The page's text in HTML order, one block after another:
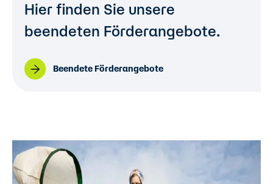
Hier finden Sie unsere
beendeten Förderangebote.
Beendete Förderangebote